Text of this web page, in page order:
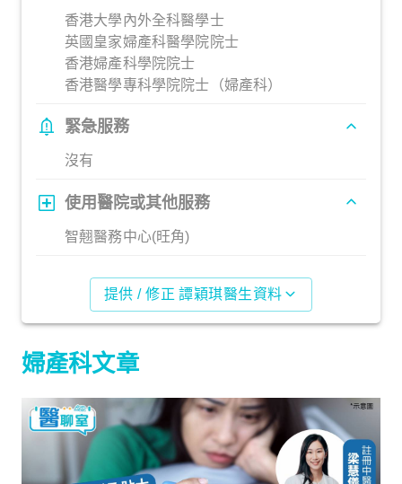
香港大學內外全科醫學士
英國皇家婦產科醫學院院士
香港婦產科學院院士
香港醫學專科學院院士（婦產科）
緊急服務
沒有
使用醫院或其他服務
智翹醫務中心(旺角)
提供 / 修正 譚穎琪醫生資料
婦產科文章